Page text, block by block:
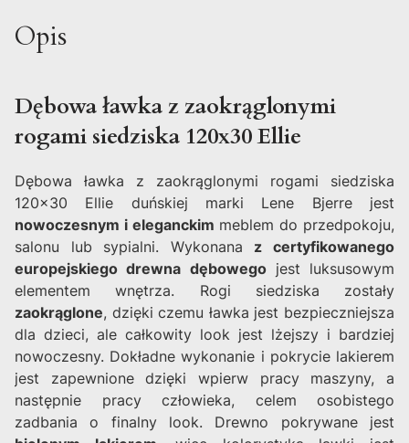
Opis
Dębowa ławka z zaokrąglonymi
rogami siedziska 120x30 Ellie
Dębowa ławka z zaokrąglonymi rogami siedziska
120x30 Ellie duńskiej marki Lene Bjerre jest
nowoczesnym i eleganckim meblem do przedpokoju,
salonu lub sypialni. Wykonana z certyfikowanego
europejskiego drewna dębowegojest luksusowym
elementem wnętrza. Rogi siedziska zostały
zaokrąglone, dzięki czemu ławka jest bezpieczniejsza
dla dzieci, ale całkowity look jest lżejszy i bardziej
nowoczesny. Dokładne wykonanie i pokrycie lakierem
jest zapewnione dzięki wpierw pracy maszyny, a
następnie pracy człowieka, celem osobistego
zadbania o finalny look. Drewno pokrywane jest